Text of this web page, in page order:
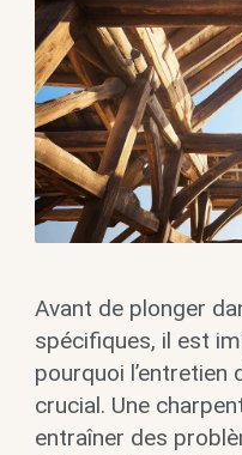
Avant de plonger
spécifiques, il est
pourquoi l’entretien
crucial. Une
entraîner des